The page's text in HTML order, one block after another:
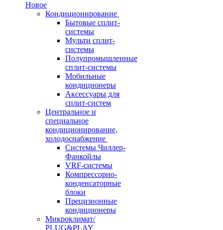
Новое
Кондиционирование
Бытовые сплит-
системы
Мульти сплит-
системы
Полупромышленные
сплит-системы
Мобильные
кондиционеры
Аксессуары для
сплит-систем
Центральное и
специальное
кондиционирование,
холодоснабжение
Системы Чиллер-
Фанкойлы
VRF-системы
Компрессорно-
конденсаторные
блоки
Прецизионные
кондиционеры
Микроклимат/
PLUG&PLAY